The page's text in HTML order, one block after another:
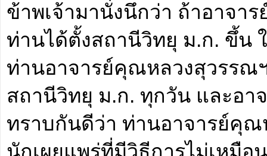
ข้าพเจ้ามานั่งนึกว่า ถ้าอาจา
ท่านได้ตั้งสถานีวิทยุ ม.ก. ขึ้น
ท่านอาจารย์คุณหลวงสุวรรณ
สถานีวิทยุ ม.ก. ทุกวัน และอา
ทราบกันดีว่า ท่านอาจารย์คุ
นักเผยแพร่ที่มีวิธีการไม่เหมื